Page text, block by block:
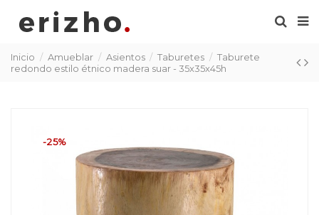
Inicio Amueblar Asientos Taburetes
Taburete
redondo estilo étnico madera suar - 35x35x45h
-25%